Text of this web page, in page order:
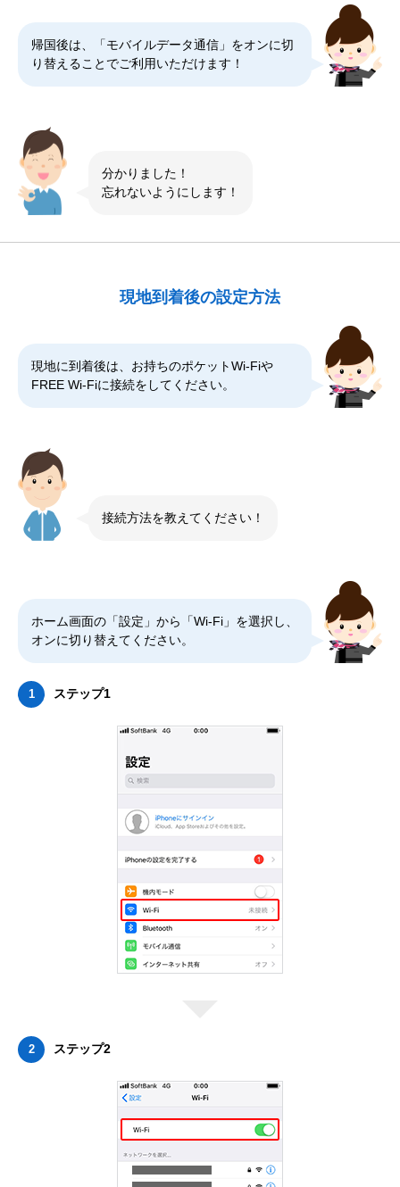
帰国後は、「モバイルデータ通信」をオンに切
り替えることでご利用いただけます！
分かりました！
忘れないようにします！
現地到着後の設定方法
現地に到着後は、お持ちのポケットWi-Fiや
FREE Wi-Fiに接続をしてください。
接続方法を教えてください！
ホーム画面の「設定」から「Wi-Fi」を選択し、
オンに切り替えてください。
1 ステップ1
2 ステップ2